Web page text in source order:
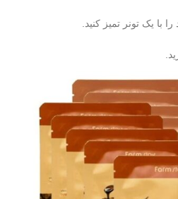
یک تونر تمیز کنید.